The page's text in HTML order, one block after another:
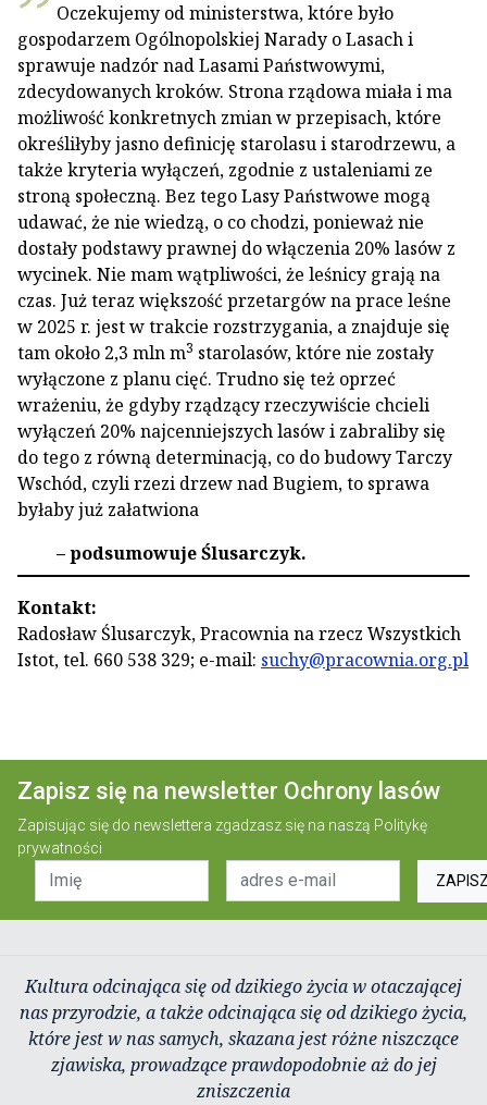
Oczekujemy od ministerstwa, które było
gospodarzem Ogólnopolskiej Narady o Lasach i
sprawuje nadzór nad Lasami Państwowymi,
zdecydowanych kroków. Strona rządowa miała i ma
możliwość konkretnych zmian w przepisach, które
określiłyby jasno definicję starolasu i starodrzewu, a
także kryteria wyłączeń, zgodnie z ustaleniami ze
stroną społeczną. Bez tego Lasy Państwowe mogą
udawać, że nie wiedzą, o co chodzi, ponieważ nie
dostały podstawy prawnej do włączenia 20% lasów z
wycinek. Nie mam wątpliwości, że leśnicy grają na
czas. Już teraz większość przetargów na prace leśne
w 2025 r. jest w trakcie rozstrzygania, a znajduje się
tam około 2,3 mln m3 starolasów, które nie zostały
wyłączone z planu cięć. Trudno się też oprzeć
wrażeniu, że gdyby rządzący rzeczywiście chcieli
wyłączeń 20% najcenniejszych lasów i zabraliby się
do tego z równą determinacją, co do budowy Tarczy
Wschód, czyli rzezi drzew nad Bugiem, to sprawa
byłaby już załatwiona
– podsumowuje Ślusarczyk.
Kontakt:
Radosław Ślusarczyk, Pracownia na rzecz Wszystkich
Istot, tel. 660 538 329; e-mail: suchy@pracownia.org.pl
Zapisz się na newsletter Ochrony lasów
Zapisując się do newslettera zgadzasz się na naszą Politykę
prywatności
Kultura odcinająca się od dzikiego życia w otaczającej
nas przyrodzie, a także odcinająca się od dzikiego życia,
które jest w nas samych, skazana jest różne niszczące
zjawiska, prowadzące prawdopodobnie aż do jej
zniszczenia